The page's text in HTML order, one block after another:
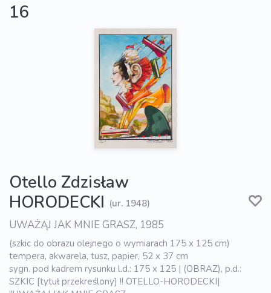
16
Otello Zdzisław
HORODECKI (ur. 1948)
UWAŻĄJ JAK MNIE GRASZ, 1985
(szkic do obrazu olejnego o wymiarach 175 x 125 cm)
tempera, akwarela, tusz, papier, 52 x 37 cm
sygn. pod kadrem rysunku l.d.: 175 x 125 | (OBRAZ), p.d.:
SZKIC [tytuł przekreślony] !! OTELLO-HORODECKI|